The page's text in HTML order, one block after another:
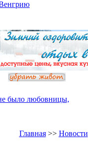
было любовницы,
Главная>> Новости